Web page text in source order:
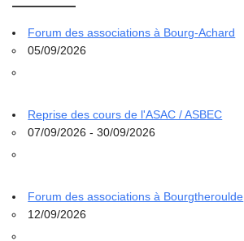
Forum des associations à Bourg-Achard
05/09/2026
Reprise des cours de l'ASAC / ASBEC
07/09/2026 - 30/09/2026
Forum des associations à Bourgtheroulde
12/09/2026